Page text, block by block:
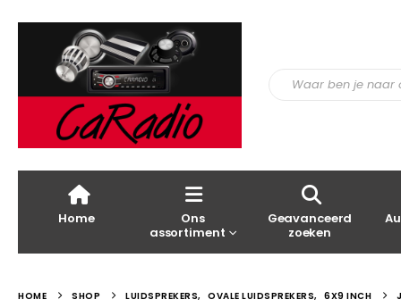
Home
Ons
assortiment
Geavanceerd
zoeken
HOME SHOP LUIDSPREKERS, OVALE LUIDSPREKERS, 6X9 INCH